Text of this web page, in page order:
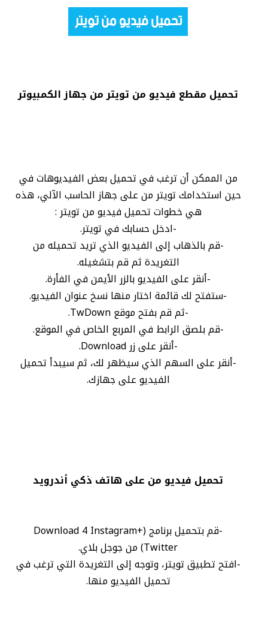
تحميل مقطع فيديو من تويتر من جهاز الكمبيوتر
من الممكن أن ترغب في تحميل بعض الفيديوهات في
حين استخدامك تويتر من على جهاز الحاسب الآلي، هذه
هي خطوات تحميل فيديو من تويتر :
-ادخل حسابك في تويتر.
-قم بالذهاب إلى الفيديو الذي تريد تحميله من
التغريدة ثم قم بتشغيله.
-أنقر على الفيديو بالزر الأيمن في الفأرة.
-ستفتح لك قائمة اختار منها نسخ عنوان الفيديو.
-ثم قم بفتح موقع TwDown.
-قم بلصق الرابط في المربع الخاص في الموقع.
-أنقر على زر Download.
-أنقر على السهم الذي سيظهر لك، ثم سيبدأ تحميل
الفيديو على جهازك.
تحميل فيديو من على هاتف ذكي أندرويد
-قم بتحميل برنامج (+Download 4 Instagram
Twitter‏) من جوجل بلاي.
-افتح تطبيق تويتر، وتوجه إلى التغريدة التي ترغب في
تحميل الفيديو منها.